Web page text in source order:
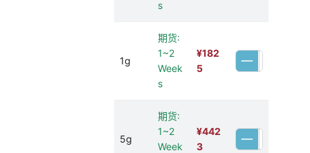
s
1g
期货:
1~2
Week
s
¥182
5
5g
期货:
1~2
Week
¥442
3